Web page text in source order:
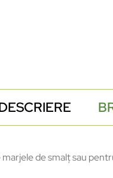
de smalț sau